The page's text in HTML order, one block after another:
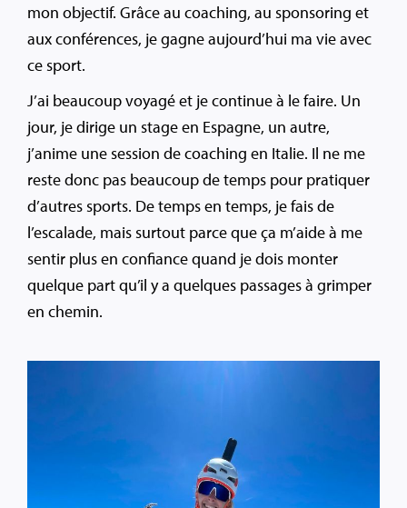
mon objectif. Grâce au coaching, au sponsoring et
aux conférences, je gagne aujourd’hui ma vie avec
ce sport.
J’ai beaucoup voyagé et je continue à le faire. Un
jour, je dirige un stage en Espagne, un autre,
j’anime une session de coaching en Italie. Il ne me
reste donc pas beaucoup de temps pour pratiquer
d’autres sports. De temps en temps, je fais de
l’escalade, mais surtout parce que ça m’aide à me
sentir plus en confiance quand je dois monter
quelque part qu’il y a quelques passages à grimper
en chemin.